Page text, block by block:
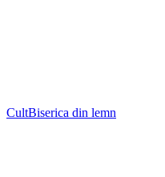
CultBiserica din lemn